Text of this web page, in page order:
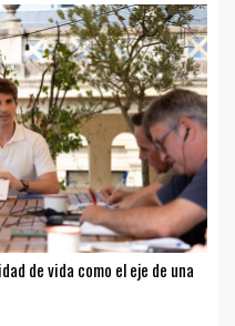
de vida como el eje de una